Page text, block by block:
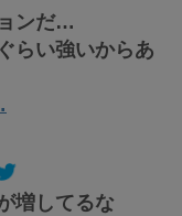
ンだ…
らい強いからあ
増してるな